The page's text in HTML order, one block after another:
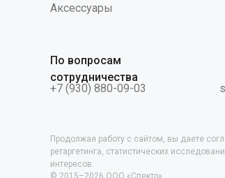
Продолжая работу с сайтом, вы даете
ретаргетинга, статистических
интересов.
Аксессуары
По вопросам
сотрудничества
+7 (930) 880-09-03
© 2015–2026 ООО «Спектр»